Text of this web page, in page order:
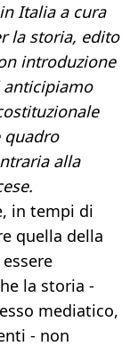
Italia a cura
la storia, edito
introduzione
anticipiamo
quadro
alla
in tempi di
quella della
la storia -
mediatico,
- non